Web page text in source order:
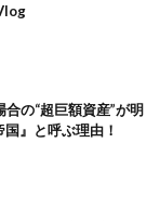
の“超巨額資産”が明
』と呼ぶ理由！